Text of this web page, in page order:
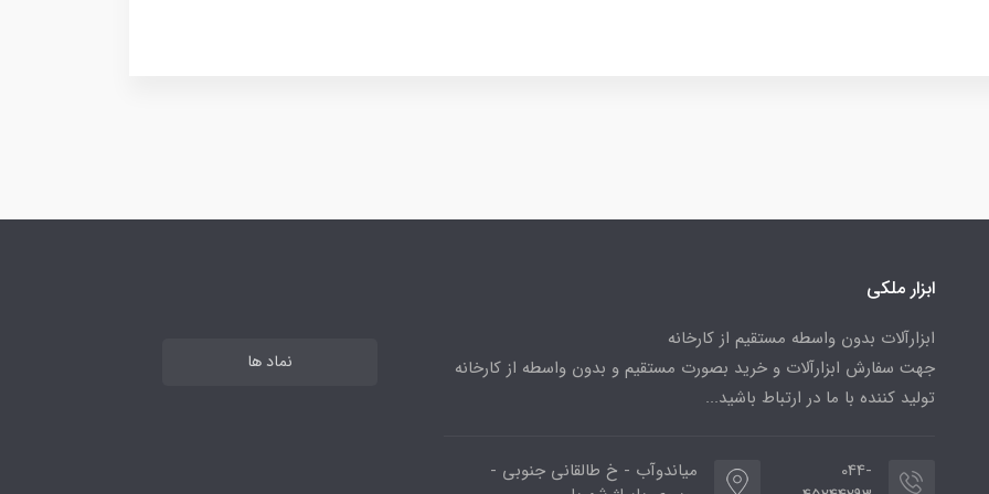
ابزار ملکی
ابزارآلات بدون واسطه مستقیم از کارخانه
جهت سفارش ابزارآلات و خرید بصورت مستقیم و بدون واسطه از کارخانه
تولید کننده با ما در ارتباط باشید...
044-
میاندوآب - خ طالقانی جنوبی -
نماد ها